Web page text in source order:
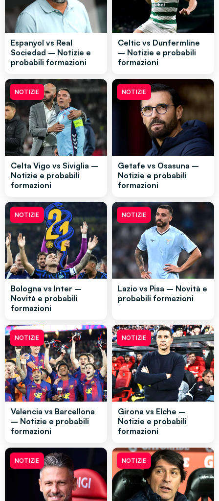
Espanyol vs Real
Sociedad – Notizie e
probabili formazioni
Celtic vs Dunfermline
– Notizie e probabili
formazioni
NOTIZIE
Celta Vigo vs Siviglia –
Notizie e probabili
formazioni
NOTIZIE
Getafe vs Osasuna –
Notizie e probabili
formazioni
NOTIZIE
Bologna vs Inter –
Novità e probabili
formazioni
NOTIZIE
Lazio vs Pisa – Novità e
probabili formazioni
NOTIZIE
Valencia vs Barcellona
– Notizie e probabili
formazioni
NOTIZIE
Girona vs Elche –
Notizie e probabili
formazioni
NOTIZIE NOTIZIE